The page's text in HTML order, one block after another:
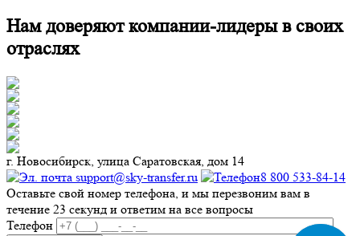
Нам доверяют компании-лидеры в своих
отраслях
г. Новосибирск, улица Саратовская, дом 14
support@sky-transfer.ru
8 800 533-84-14
Оставьте свой номер телефона, и мы перезвоним вам в
течение 23 секунд и ответим на все вопросы
Телефон